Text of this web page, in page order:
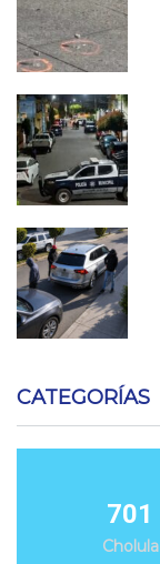
CATEGORÍAS
701
Cholula